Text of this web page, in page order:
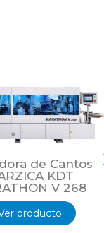
PUR, y otro
de hasta
de Cantos
KDT
V 268
producto